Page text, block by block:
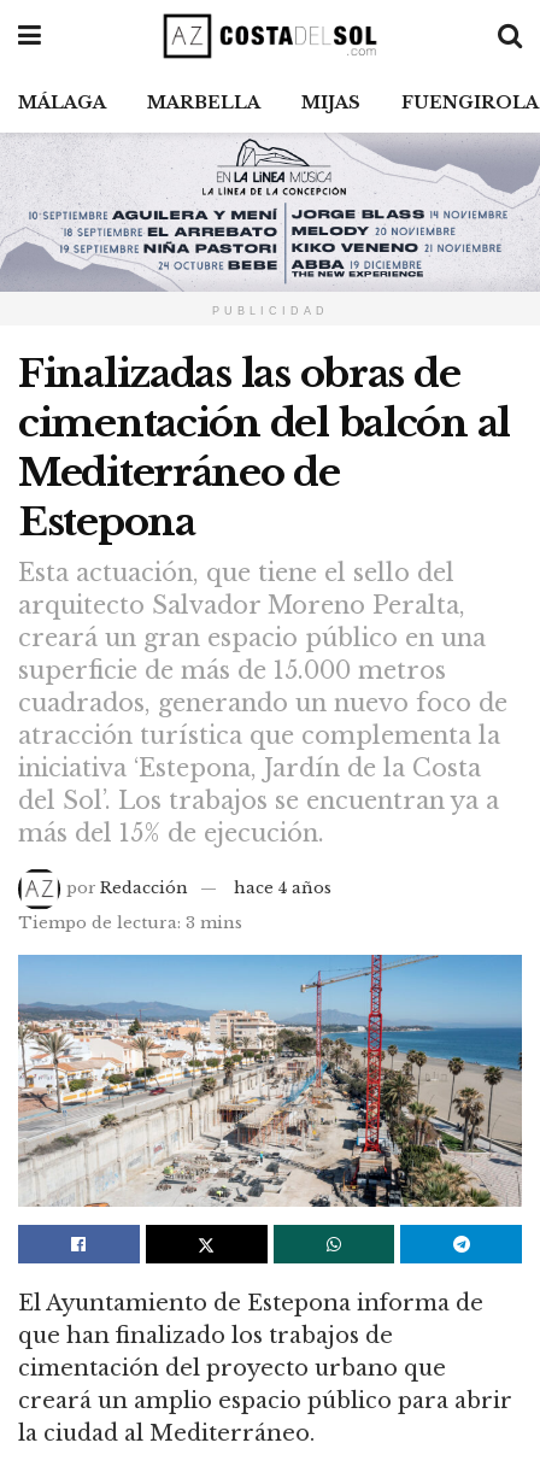
MÁLAGA MARBELLA MIJAS FUENGIROLA
PUBLICIDAD
Finalizadas las obras de
cimentación del balcón al
Mediterráneo de
Estepona
Esta actuación, que tiene el sello del
arquitecto Salvador Moreno Peralta,
creará un gran espacio público en una
superficie de más de 15.000 metros
cuadrados, generando un nuevo foco de
atracción turística que complementa la
iniciativa ‘Estepona, Jardín de la Costa
del Sol’. Los trabajos se encuentran ya a
más del 15% de ejecución.
por Redacción
hace 4 años
Tiempo de lectura: 3 mins
El Ayuntamiento de Estepona informa de
que han finalizado los trabajos de
cimentación del proyecto urbano que
creará un amplio espacio público para abrir
la ciudad al Mediterráneo.